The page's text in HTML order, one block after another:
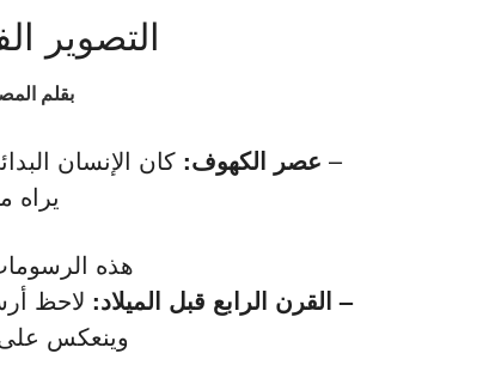
التصوير
بقلم
– عصر الكهوف: كان الإنسان
يراه
هذه
– القرن الرابع قبل الميلاد: لاحظ
وينعكس